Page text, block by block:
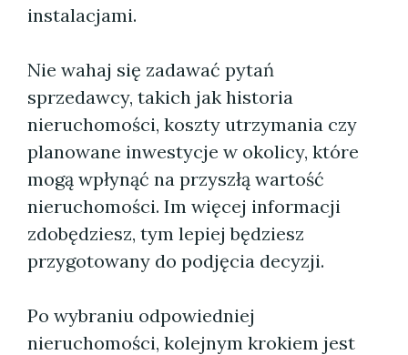
instalacjami.
Nie wahaj się zadawać pytań
sprzedawcy, takich jak historia
nieruchomości, koszty utrzymania czy
planowane inwestycje w okolicy, które
mogą wpłynąć na przyszłą wartość
nieruchomości. Im więcej informacji
zdobędziesz, tym lepiej będziesz
przygotowany do podjęcia decyzji.
Po wybraniu odpowiedniej
nieruchomości, kolejnym krokiem jest